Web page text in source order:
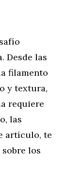
Desde las
filamento
y textura,
requiere
las
artículo, te
los